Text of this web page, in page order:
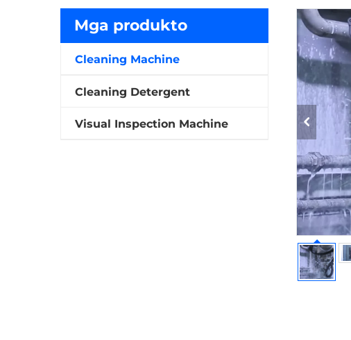
Mga produkto
Cleaning Machine
Cleaning Detergent
Visual Inspection Machine